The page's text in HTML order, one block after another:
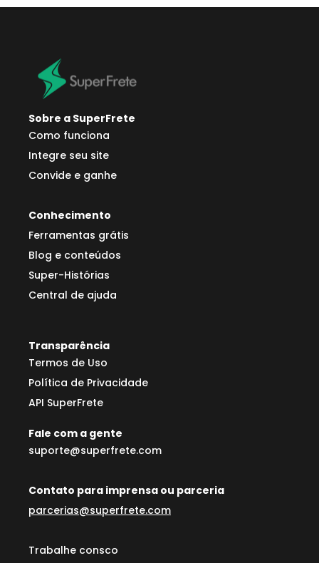
Sobre a SuperFrete
Como funciona
Integre seu site
Convide e ganhe
Conhecimento
Ferramentas grátis
Blog e conteúdos
Super-Histórias
Central de ajuda
Transparência
Termos de Uso
Política de Privacidade
API SuperFrete
Fale com a gente
suporte@superfrete.com
Contato para imprensa ou parceria
parcerias@superfrete.com
Trabalhe consco